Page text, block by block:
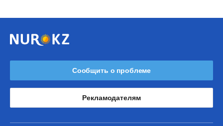
Сообщить о проблеме
Рекламодателям